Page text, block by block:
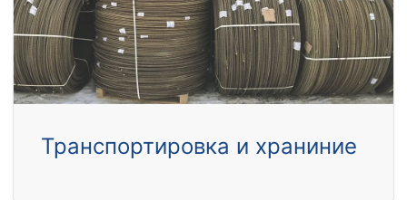
Транспортировка и храниние